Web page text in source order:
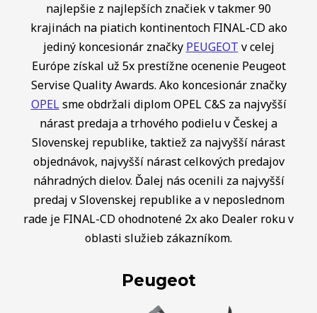
najlepšie z najlepších značiek v takmer 90
krajinách na piatich kontinentoch FINAL-CD ako
jediný koncesionár značky PEUGEOT v celej
Európe získal už 5x prestížne ocenenie Peugeot
Servise Quality Awards. Ako koncesionár značky
OPELsme obdržali diplom OPEL C&S za najvyšší
nárast predaja a trhového podielu v Českej a
Slovenskej republike, taktiež za najvyšší nárast
objednávok, najvyšší nárast celkových predajov
náhradných dielov. Ďalej nás ocenili za najvyšší
predaj v Slovenskej republike a v neposlednom
rade je FINAL-CD ohodnotené 2x ako Dealer roku v
oblasti služieb zákazníkom.
Peugeot